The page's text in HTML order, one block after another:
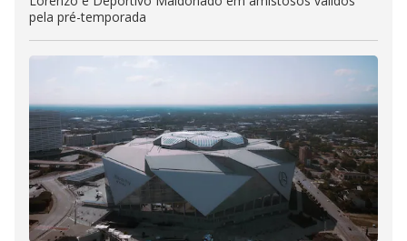
pela pré-temporada